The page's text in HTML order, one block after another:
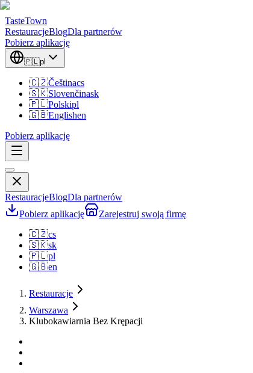
TasteTown
RestauracjeBlogDla partnerów
Pobierz aplikację
🇵🇱pl
🇨🇿Češtinacs
🇸🇰Slovenčinask
🇵🇱Polskipl
🇬🇧Englishen
Pobierz aplikację
RestauracjeBlogDla partnerów
Pobierz aplikację
Zarejestruj swoją firmę
🇨🇿cs
🇸🇰sk
🇵🇱pl
🇬🇧en
Restauracje
Warszawa
Klubokawiarnia Bez Krępacji